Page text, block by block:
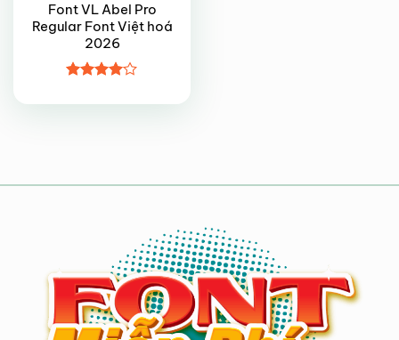
Font VL Abel Pro
Regular Font Việt hoá
2026
xếp hạng